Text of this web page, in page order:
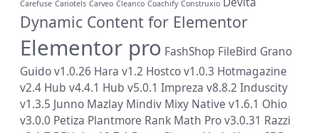
Carefuse Cariotels Carveo Cleanco Coachify Construxio
Dynamic Content for Elementor
Elementor pro FashShop FileBird Grano
Guido v1.0.26 Hara v1.2 Hostco v1.0.3 Hotmagazine
v2.4 Hub v4.4.1 Hub v5.0.1 Impreza v8.8.2 Induscity
v1.3.5 Junno Mazlay Mindiv Mixy Native v1.6.1 Ohio
v3.0.0 Petiza Plantmore Rank Math Pro v3.0.31 Razzi